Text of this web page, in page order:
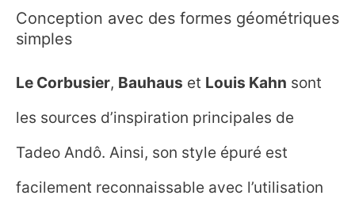
Conception avec des formes géométriques
simples
Le Corbusier, Bauhaus et Louis Kahn sont
les sources d’inspiration principales de
Tadeo Andô. Ainsi, son style épuré est
facilement reconnaissable avec l’utilisation
Recevoir
maintenant
Votre email est collecté pour vous faire parvenir nos nouveaux articles,
réglementation européenne sur la collecte des données. La politique de
confidentialité est accessible depuis un lien situé en bas de cette page.